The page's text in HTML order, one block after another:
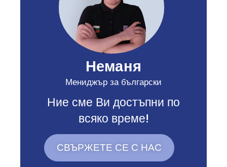
Неманя
Мениджър за български
Ние сме Ви достъпни по
всяко време!
СВЪРЖЕТЕ СЕ С НАС